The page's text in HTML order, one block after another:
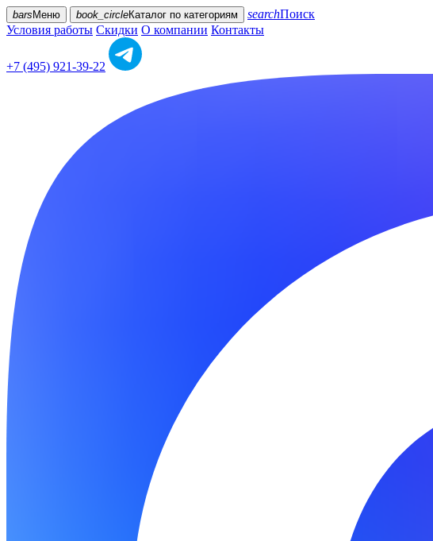
bars Меню book_circleКаталог по категориям searchПоиск
Условия работы Скидки О компании Контакты
+7 (495) 921-39-22